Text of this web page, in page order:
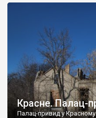
Красне. Палац-
Палац-привид у Красному